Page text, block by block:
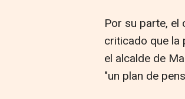
Por su parte, el
criticado que la
el alcalde de
"un plan de